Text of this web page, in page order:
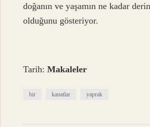
doğanın ve yaşamın ne kadar
olduğunu gösteriyor.
Tarih:Makaleler
bir kanatlar yaprak